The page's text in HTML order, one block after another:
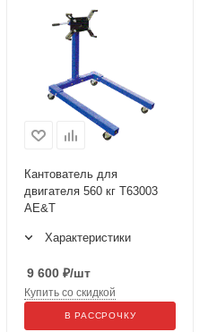
Кантователь для
двигателя 560 кг Т63003
AE&T
Характеристики
9 600 ₽/шт
Купить со скидкой
В РАССРОЧКУ